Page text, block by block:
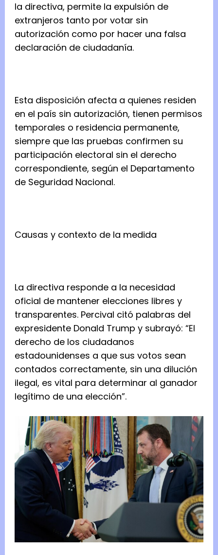
la directiva, permite la expulsión de
extranjeros tanto por votar sin
autorización como por hacer una falsa
declaración de ciudadanía.
Esta disposición afecta a quienes residen
en el país sin autorización, tienen permisos
temporales o residencia permanente,
siempre que las pruebas confirmen su
participación electoral sin el derecho
correspondiente, según el Departamento
de Seguridad Nacional.
Causas y contexto de la medida
La directiva responde a la necesidad
oficial de mantener elecciones libres y
transparentes. Percival citó palabras del
expresidente Donald Trump y subrayó: “El
derecho de los ciudadanos
estadounidenses a que sus votos sean
contados correctamente, sin una dilución
ilegal, es vital para determinar al ganador
legítimo de una elección”.